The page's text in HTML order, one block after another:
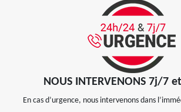
NOUS INTERVENONS 7j/7
En cas d’urgence, nous intervenons dans